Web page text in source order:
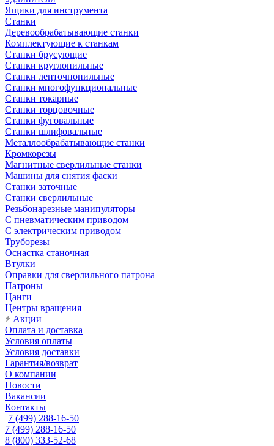
Ящики для инструмента
Станки
Деревообрабатывающие станки
Комплектующие к станкам
Станки брусующие
Станки круглопильные
Станки ленточнопильные
Станки многофункциональные
Станки токарные
Станки торцовочные
Станки фуговальные
Станки шлифовальные
Металлообрабатывающие станки
Кромкорезы
Магнитные сверлильные станки
Машины для снятия фаски
Станки заточные
Станки сверлильные
Резьбонарезные манипуляторы
С пневматическим приводом
С электрическим приводом
Труборезы
Оснастка станочная
Втулки
Оправки для сверлильного патрона
Патроны
Цанги
Центры вращения
Акции
Оплата и доставка
Условия оплаты
Условия доставки
Гарантия/возврат
О компании
Новости
Вакансии
Контакты
7 (499) 288-16-50
7 (499) 288-16-50
8 (800) 333-52-68